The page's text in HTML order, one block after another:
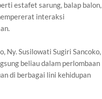
estafet sarung, balap balon,
interaksi
Ny. Susilowati Sugiri Sancoko,
beliau dalam perlombaan
di berbagai lini kehidupan